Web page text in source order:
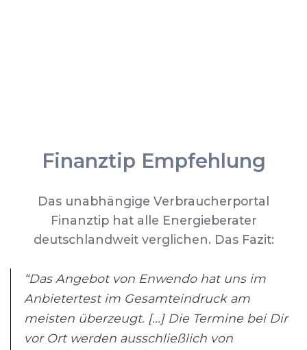
Finanztip Empfehlung
Das unabhängige Verbraucherportal
Finanztip hat alle Energieberater
deutschlandweit verglichen. Das Fazit:
“Das Angebot von Enwendo hat uns im
Anbietertest im Gesamteindruck am
meisten überzeugt. [...] Die Termine bei Dir
vor Ort werden ausschließlich von